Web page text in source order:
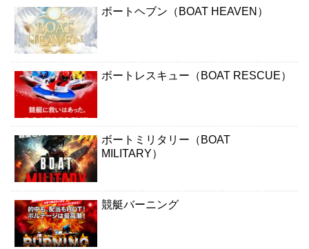
ボートヘブン（BOAT HEAVEN）
ボートレスキュー（BOAT RESCUE）
ボートミリタリー（BOAT
MILITARY）
競艇バーニング